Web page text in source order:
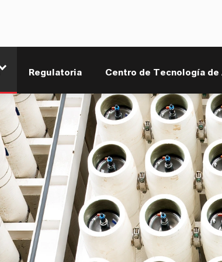
Regulatoria Centro de Tecnología